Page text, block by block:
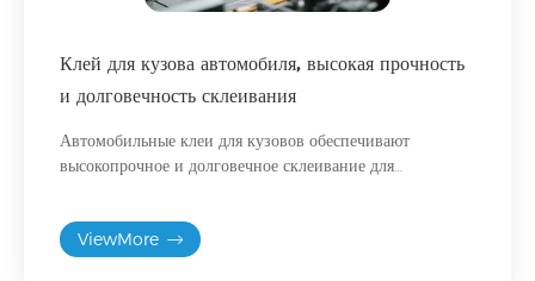
Клей для кузова автомобиля, высокая прочность
и долговечность склеивания
Автомобильные клеи для кузовов обеспечивают
высокопрочное и долговечное склеивание для
средства.
ViewMore